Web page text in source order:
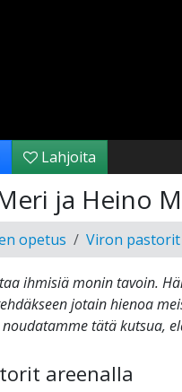
Lahjoita
ja Heino
opetus Viron
ihmisiä monin tavoin.
jotain hienoa
tätä kutsua,
areenalla